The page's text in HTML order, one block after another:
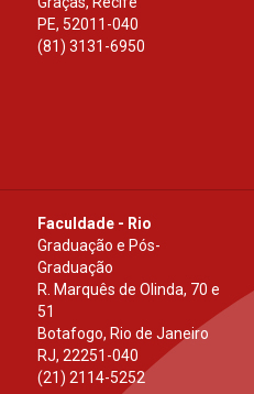
PE, 52011-040
(81) 3131-6950
Faculdade - Rio
Graduação e Pós-
Graduação
R. Marquês de Olinda, 70 e
51
Botafogo, Rio de Janeiro
RJ,22251-040
(21) 2114-5252